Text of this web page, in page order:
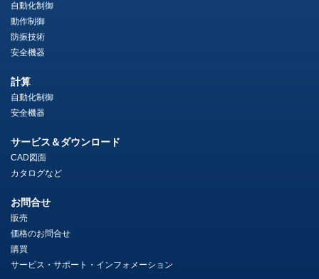
自動化制御
動作制御
防振技術
安全機器
計算
自動化制御
安全機器
サービス＆ダウンロード
CAD図面
カタログなど
お問合せ
販売
価格のお問合せ
購買
サービス・サポート・インフォメーション